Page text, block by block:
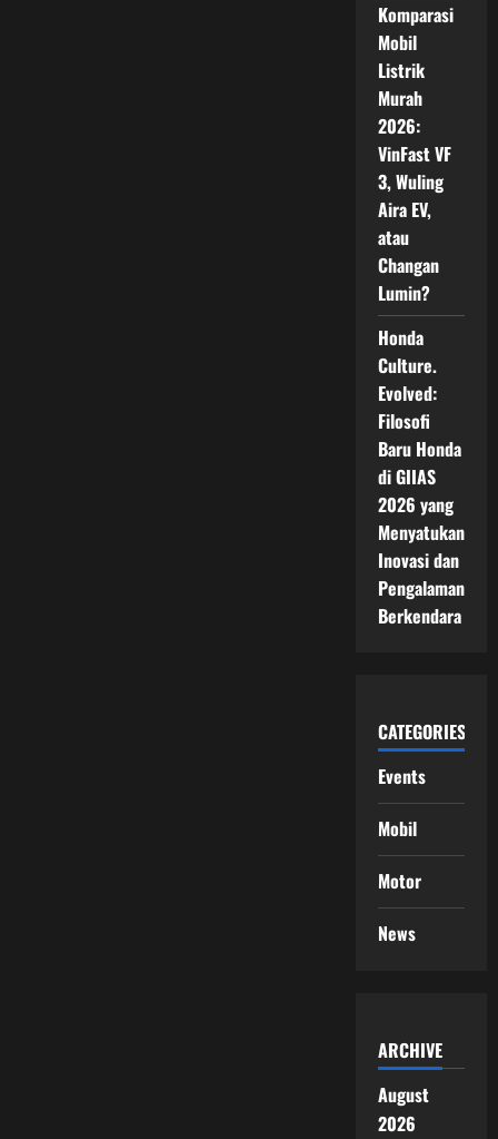
Komparasi
Mobil
Listrik
Murah
2026:
VinFast VF
3, Wuling
Aira EV,
atau
Changan
Lumin?
Honda
Culture.
Evolved:
Filosofi
Baru Honda
di GIIAS
2026 yang
Menyatukan
Inovasi dan
Pengalaman
Berkendara
CATEGORIES
Events
Mobil
Motor
News
ARCHIVE
August
2026